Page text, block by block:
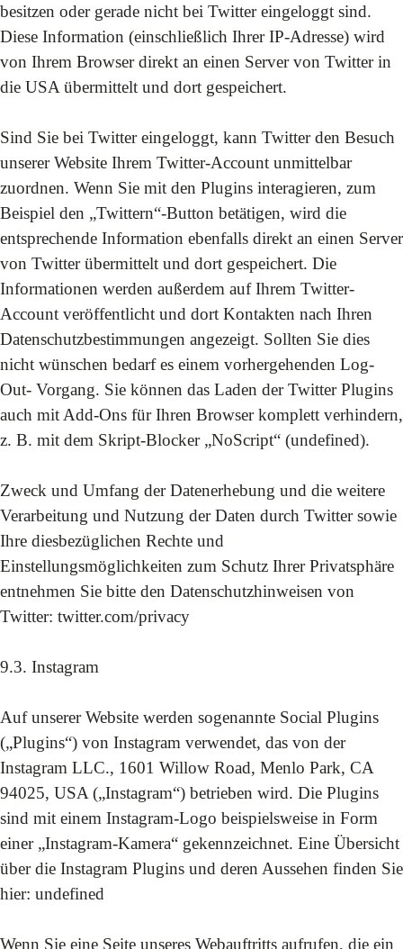
besitzen oder gerade nicht bei Twitter eingeloggt sind.
Diese Information (einschließlich Ihrer IP-Adresse) wird
von Ihrem Browser direkt an einen Server von Twitter in
die USA übermittelt und dort gespeichert.
Sind Sie bei Twitter eingeloggt, kann Twitter den Besuch
unserer Website Ihrem Twitter-Account unmittelbar
zuordnen. Wenn Sie mit den Plugins interagieren, zum
Beispiel den „Twittern“-Button betätigen, wird die
entsprechende Information ebenfalls direkt an einen Server
von Twitter übermittelt und dort gespeichert. Die
Informationen werden außerdem auf Ihrem Twitter-
Account veröffentlicht und dort Kontakten nach Ihren
Datenschutzbestimmungen angezeigt. Sollten Sie dies
nicht wünschen bedarf es einem vorhergehenden Log-
Out- Vorgang. Sie können das Laden der Twitter Plugins
auch mit Add-Ons für Ihren Browser komplett verhindern,
z. B. mit dem Skript-Blocker „NoScript“ (undefined).
Zweck und Umfang der Datenerhebung und die weitere
Verarbeitung und Nutzung der Daten durch Twitter sowie
Ihre diesbezüglichen Rechte und
Einstellungsmöglichkeiten zum Schutz Ihrer Privatsphäre
entnehmen Sie bitte den Datenschutzhinweisen von
Twitter: twitter.com/privacy
9.3. Instagram
Auf unserer Website werden sogenannte Social Plugins
(„Plugins“) von Instagram verwendet, das von der
Instagram LLC., 1601 Willow Road, Menlo Park, CA
94025, USA („Instagram“) betrieben wird. Die Plugins
sind mit einem Instagram-Logo beispielsweise in Form
einer „Instagram-Kamera“ gekennzeichnet. Eine Übersicht
über die Instagram Plugins und deren Aussehen finden Sie
hier: undefined
Wenn Sie eine Seite unseres Webauftritts aufrufen, die ein